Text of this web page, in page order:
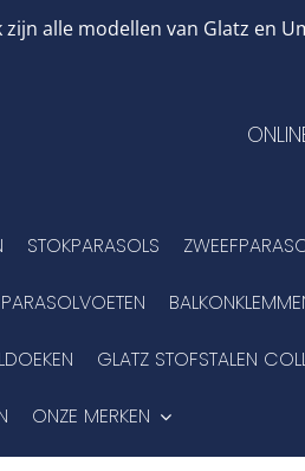
alle modellen van Glatz en
STOKPARASOLS
PARASOLVOETEN
GLATZ STOFSTALEN
ONZE MERKEN